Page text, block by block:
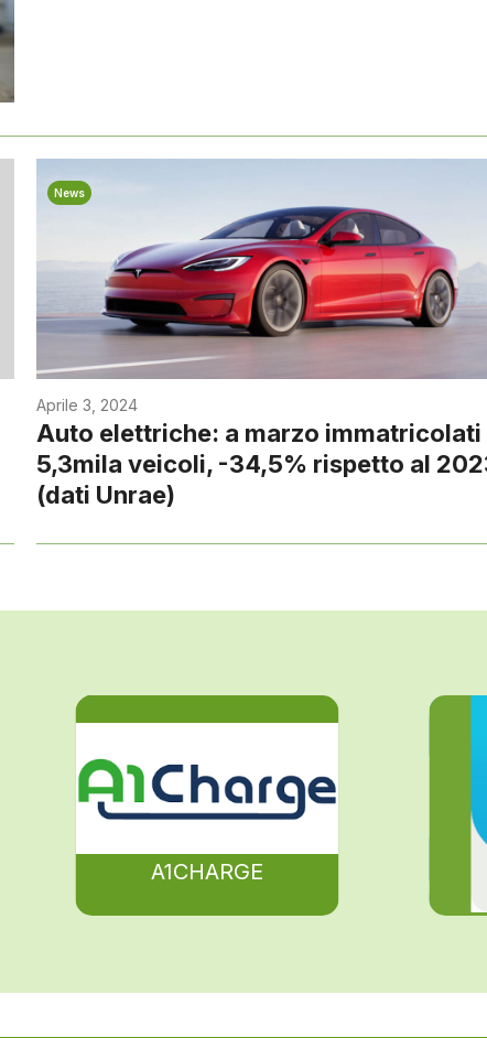
News
Aprile 3, 2024
Auto elettriche: a marzo immatricolati
5,3mila veicoli, -34,5% rispetto al
(dati Unrae)
A1CHARGE